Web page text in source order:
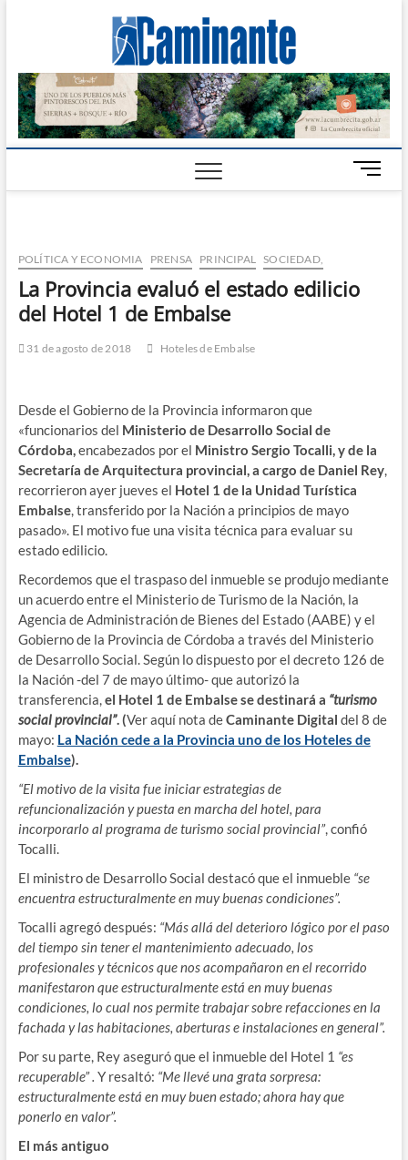
Digital
CALAMUCHITA
B
o
POLÍTICA Y ECONOMIA PRENSA PRINCIPAL SOCIEDAD,
La Provincia evaluó el estado edilicio
del Hotel 1 de Embalse
31 de agosto de 2018 Hoteles de Embalse
Desde el Gobierno de la Provincia informaron que
«funcionarios del Ministerio de Desarrollo Social de
Córdoba,encabezados por el Ministro Sergio Tocalli, y de la
Secretaría de Arquitectura provincial, a cargo de Daniel Rey,
recorrieron ayer jueves el Hotel 1 de la Unidad Turística
Embalse, transferido por la Nación a principios de mayo
pasado». El motivo fue una visita técnica para evaluar su
estado edilicio.
Recordemos que el traspaso del inmueble se produjo mediante
un acuerdo entre el Ministerio de Turismo de la Nación, la
Agencia de Administración de Bienes del Estado (AABE) y el
Gobierno de la Provincia de Córdoba a través del Ministerio
de Desarrollo Social. Según lo dispuesto por el decreto 126 de
la Nación -del 7 de mayo último- que autorizó la
transferencia,el Hotel 1 de Embalse se destinará a “turismo
social provincial”. (Ver aquí nota deCaminante Digital del 8 de
mayo: La Nación cede a la Provincia uno de los Hoteles de
Embalse).
“El motivo de la visita fue iniciar estrategias de
refuncionalización y puesta en marcha del hotel, para
incorporarlo al programa de turismo social provincial”, confió
Tocalli.
El ministro de Desarrollo Social destacó que el inmueble “se
encuentra estructuralmente en muy buenas condiciones”.
Tocalli agregó después: “Más allá del deterioro lógico por el paso
del tiempo sin tener el mantenimiento adecuado, los
profesionales y técnicos que nos acompañaron en el recorrido
manifestaron que estructuralmente está en muy buenas
condiciones, lo cual nos permite trabajar sobre refacciones en la
fachada y las habitaciones, aberturas e instalaciones en general”.
Por su parte, Rey aseguró que el inmueble del Hotel 1 “es
recuperable” . Y resaltó: “Me llevé una grata sorpresa:
estructuralmente está en muy buen estado; ahora hay que
ponerlo en valor”.
El más antiguo